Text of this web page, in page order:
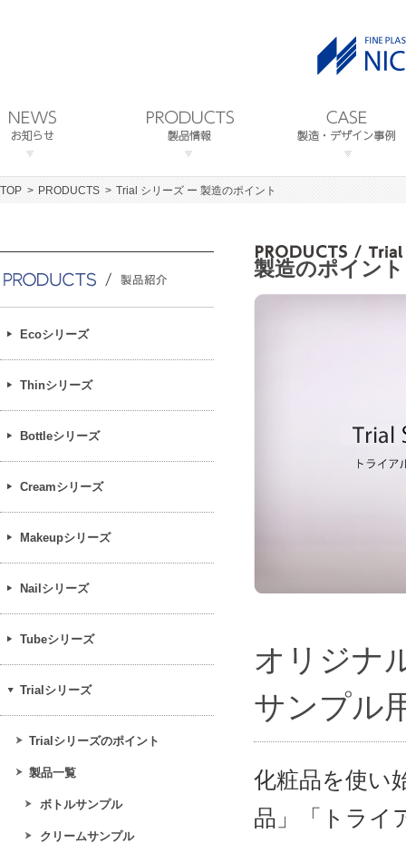
TOP PRODUCTS Trial シリーズ ー 製造のポイント
製造のポイント
オリジナ
サンプル
化粧品を使い
品」「トライ
Ecoシリーズ
Thinシリーズ
Bottleシリーズ
Creamシリーズ
Makeupシリーズ
Nailシリーズ
Tubeシリーズ
Trialシリーズ
Trialシリーズのポイント
製品一覧
ボトルサンプル
クリームサンプル